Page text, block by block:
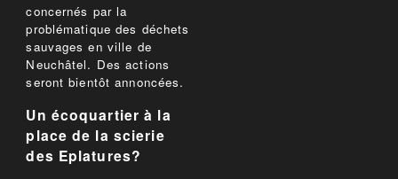
concernés par la
problématique des déchets
sauvages en ville de
Neuchâtel. Des actions
seront bientôt annoncées.
Un écoquartier à la
place de la scierie
des Eplatures?